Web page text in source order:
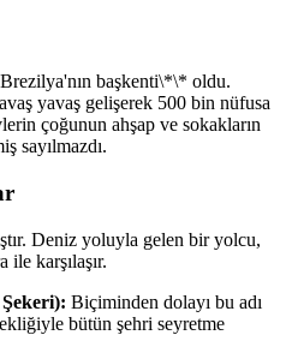
başkenti\*\* oldu.
yavaş gelişerek 500 bin nüfusa
çoğunun ahşap ve sokakların
sayılmazdı.
Deniz yoluyla gelen bir yolcu,
ile karşılaşır.
Biçiminden dolayı bu adı
bütün şehri seyretme